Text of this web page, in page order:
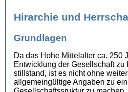
Hirarchie und
Grundlagen
Da das Hohe Mittelalter ca. 250
Entwicklung der Gesellschaft zu
stillstand, ist es nicht ohne
allgemeingültige Angaben zu